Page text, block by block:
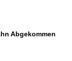
Abgekommen